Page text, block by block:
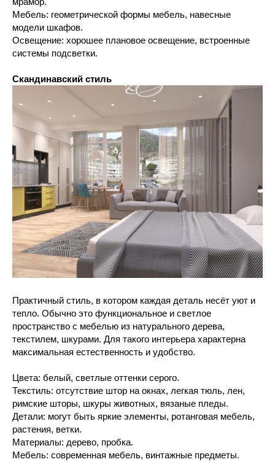
Мебель: геометрической формы мебель, навесные
модели шкафов.
Освещение: хорошее плановое освещение, встроенные
системы подсветки.
Скандинавский стиль
Практичный стиль, в котором каждая деталь несёт уют и
тепло. Обычно это функциональное и светлое
пространство с мебелью из натурального дерева,
текстилем, шкурами. Для такого интерьера характерна
максимальная естественность и удобство.
Цвета: белый, светлые оттенки серого.
Текстиль: отсутствие штор на окнах, легкая тюль, лен,
римские шторы, шкуры животных, вязаные пледы.
Детали: могут быть яркие элементы, ротанговая мебель,
растения, ветки.
Материалы: дерево, пробка.
Мебель: современная мебель, винтажные предметы.